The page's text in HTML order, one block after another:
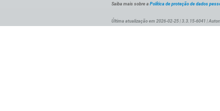
Saiba mais sobre a Política de proteção de dados
Última atualização em 2026-02-25 | 3.3.15-6041 |